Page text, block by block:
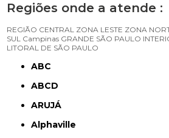
Regiões onde a atende :
REGIÃO CENTRAL ZONA LESTE ZONA
SUL Campinas GRANDE SÃO PAULO
LITORAL DE SÃO PAULO
ABC
ABCD
ARUJÁ
Alphaville